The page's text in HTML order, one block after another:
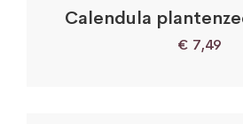
Calendula
€ 7,49